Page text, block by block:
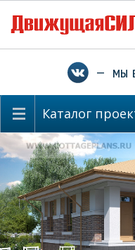
— мы в
Каталог